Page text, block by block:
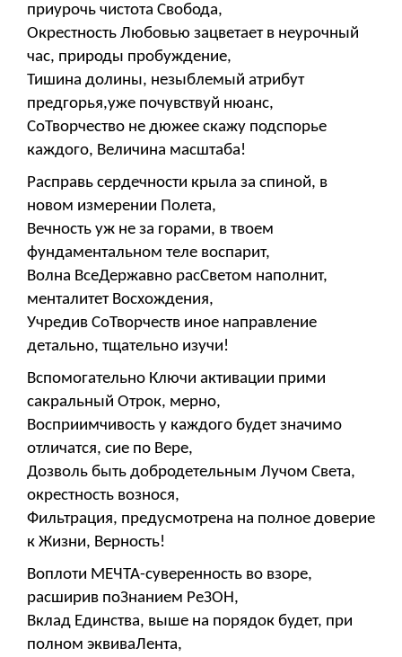
приурочь чистота Свобода,
Окрестность Любовью зацветает в неурочный
час, природы пробуждение,
Тишина долины, незыблемый атрибут
предгорья,уже почувствуй нюанс,
СоТворчество не дюжее скажу подспорье
каждого, Величина масштаба!
Расправь сердечности крыла за спиной, в
новом измерении Полета,
Вечность уж не за горами, в твоем
фундаментальном теле воспарит,
Волна ВсеДержавно расСветом наполнит,
менталитет Восхождения,
Учредив СоТворчеств иное направление
детально, тщательно изучи!
Вспомогательно Ключи активации прими
сакральный Отрок, мерно,
Восприимчивость у каждого будет значимо
отличатся, сие по Вере,
Дозволь быть добродетельным Лучом Света,
окрестность вознося,
Фильтрация, предусмотрена на полное доверие
к Жизни, Верность!
Воплоти МЕЧТА-суверенность во взоре,
расширив поЗнанием РеЗОН,
Вклад Единства, выше на порядок будет, при
полном эквиваЛента,